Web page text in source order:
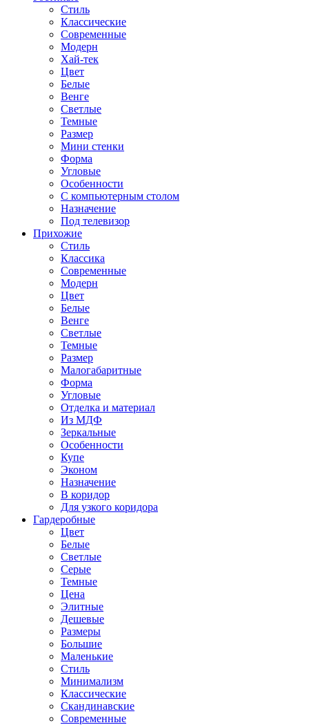
Стиль
Классические
Современные
Модерн
Хай-тек
Цвет
Белые
Венге
Светлые
Темные
Размер
Мини стенки
Форма
Угловые
Особенности
С компьютерным столом
Назначение
Под телевизор
Прихожие
Стиль
Классика
Современные
Модерн
Цвет
Белые
Венге
Светлые
Темные
Размер
Малогабаритные
Форма
Угловые
Отделка и материал
Из МДФ
Зеркальные
Особенности
Купе
Эконом
Назначение
В коридор
Для узкого коридора
Гардеробные
Цвет
Белые
Светлые
Серые
Темные
Цена
Элитные
Дешевые
Размеры
Большие
Маленькие
Стиль
Минимализм
Классические
Скандинавские
Современные